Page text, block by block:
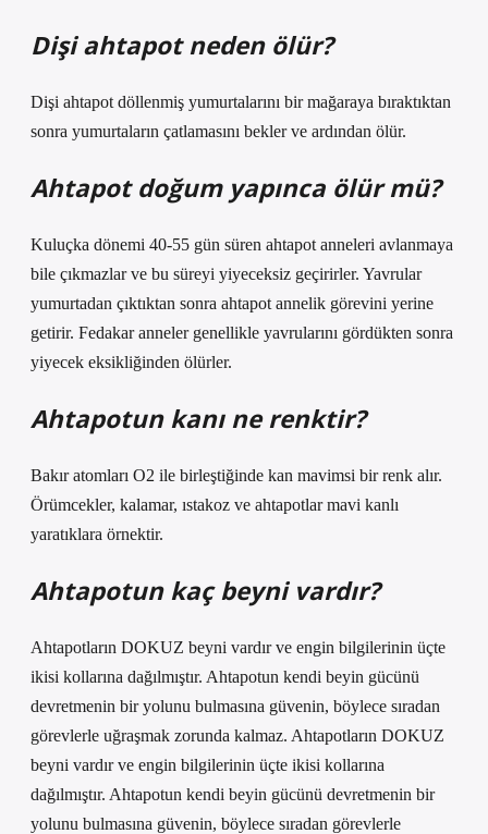
Dişi ahtapot neden ölür?
Dişi ahtapot döllenmiş yumurtalarını bir mağaraya bıraktıktan
sonra yumurtaların çatlamasını bekler ve ardından ölür.
Ahtapot doğum yapınca ölür mü?
Kuluçka dönemi 40-55 gün süren ahtapot anneleri avlanmaya
bile çıkmazlar ve bu süreyi yiyeceksiz geçirirler. Yavrular
yumurtadan çıktıktan sonra ahtapot annelik görevini yerine
getirir. Fedakar anneler genellikle yavrularını gördükten sonra
yiyecek eksikliğinden ölürler.
Ahtapotun kanı ne renktir?
Bakır atomları O2 ile birleştiğinde kan mavimsi bir renk alır.
Örümcekler, kalamar, ıstakoz ve ahtapotlar mavi kanlı
yaratıklara örnektir.
Ahtapotun kaç beyni vardır?
Ahtapotların DOKUZ beyni vardır ve engin bilgilerinin üçte
ikisi kollarına dağılmıştır. Ahtapotun kendi beyin gücünü
devretmenin bir yolunu bulmasına güvenin, böylece sıradan
görevlerle uğraşmak zorunda kalmaz. Ahtapotların DOKUZ
beyni vardır ve engin bilgilerinin üçte ikisi kollarına
dağılmıştır. Ahtapotun kendi beyin gücünü devretmenin bir
yolunu bulmasına güvenin, böylece sıradan görevlerle